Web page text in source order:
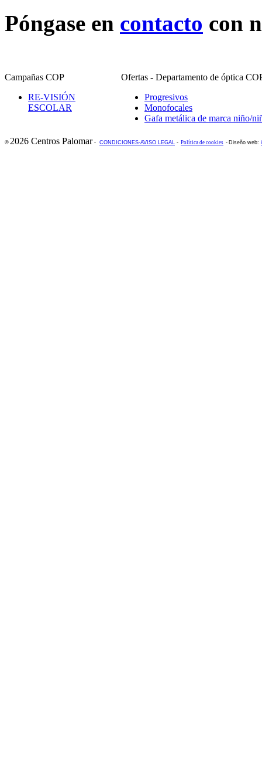
Póngase en contacto con
Campañas COP
RE-VISIÓN
ESCOLAR
Ofertas - Departamento de óptica
Progresivos
Monofocales
Gafa metálica de marca niño/
© 2026 Centros Palomar- CONDICIONES-AVISO LEGAL - Política de cookies - Diseño web: